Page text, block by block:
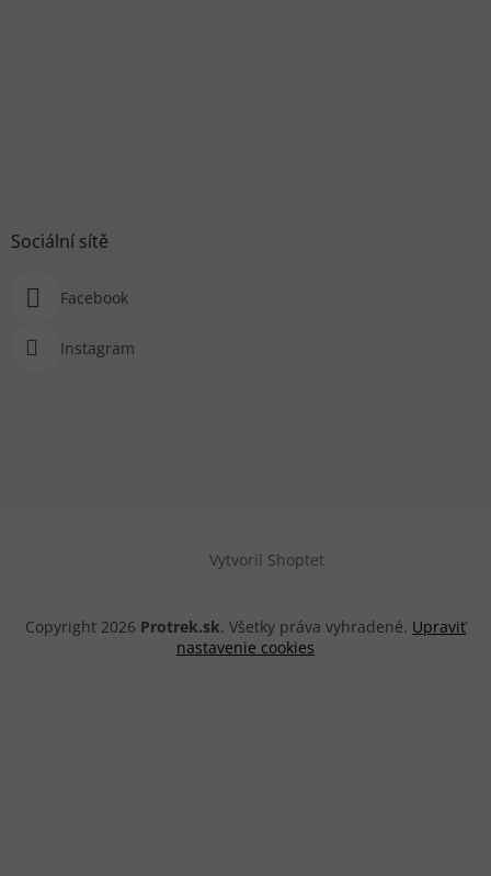
Sociální sítě
Facebook
Instagram
Vytvoril Shoptet
Copyright 2026 Protrek.sk. Všetky práva vyhradené. Upraviť
nastavenie cookies